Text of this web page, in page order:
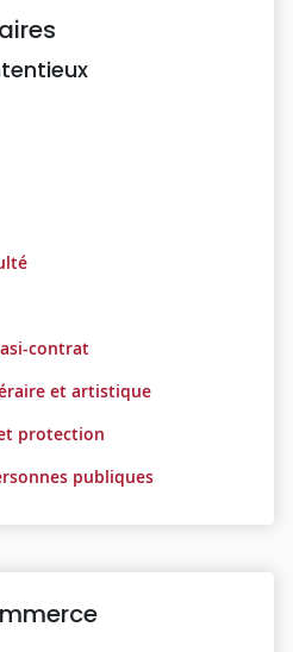
contrat
et artistique
protection
publiques